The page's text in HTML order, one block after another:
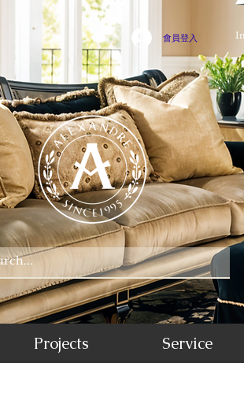
會員登入
Projects Service